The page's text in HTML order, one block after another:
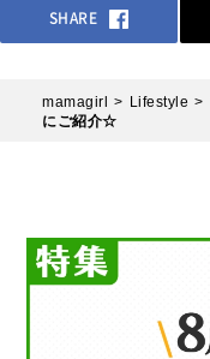
SHARE
mamagirl Lifestyle
にご紹介☆